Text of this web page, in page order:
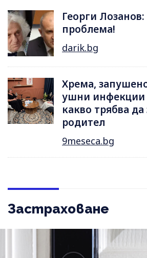
Георги
проблема!
darik.bg
Хрема,
ушни инфекции
какво трябва да
родител
9meseca.bg
Застраховане